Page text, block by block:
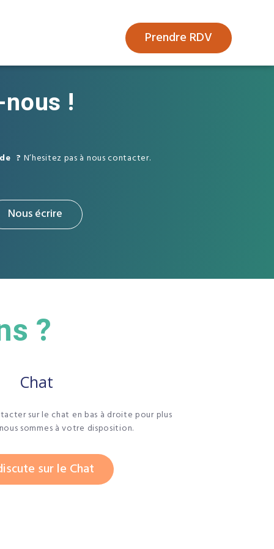
Prendre RDV
!
? N’hesitez pas à nous contacter.
Nous écrire
?
Chat
sur le chat en bas à droite pour plus
sommes à votre disposition.
sur le Chat